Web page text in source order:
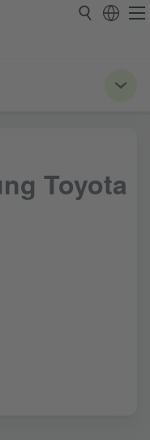
Toyota